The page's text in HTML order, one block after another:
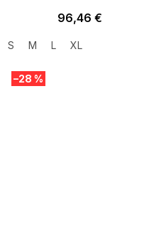
96,46 €
S M L XL
–28 %